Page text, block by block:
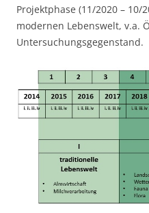
Projektphase (11/2020 –
modernen Lebenswelt, v.a.
Untersuchungsgegenstand.